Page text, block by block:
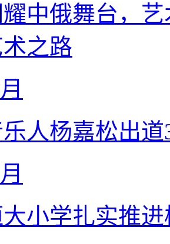
耀中俄舞台，
之路
人杨嘉松出
小学扎实推